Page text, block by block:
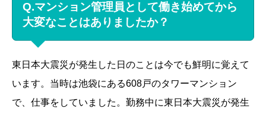
Q.マンション管理員として働き始めてから
大変なことはありましたか？
東日本大震災が発生した日のことは今でも鮮明に覚えて
います。当時は池袋にある608戸のタワーマンション
で、仕事をしていました。勤務中に東日本大震災が発生